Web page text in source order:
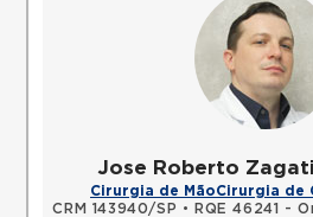
Jose Roberto
Cirurgia de MãoCirurgia de
CRM 143940/SP •
RQE 46241 -